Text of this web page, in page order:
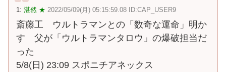
1: 湛然 ★ 2022/05/09(月) 05:15:59.08 ID:CAP_USER9
斎藤工 ウルトラマンとの「数奇な運命」明か
す 父が「ウルトラマンタロウ」の爆破担当だ
った
5/8(日) 23:09 スポニチアネックス